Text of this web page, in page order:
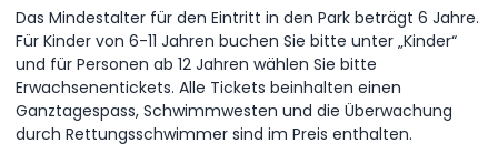
Das Mindestalter für den Eintritt in den Park beträgt 6 Jahre.
Für Kinder von 6-11 Jahren buchen Sie bitte unter „Kinder“
und für Personen ab 12 Jahren wählen Sie bitte
Erwachsenentickets. Alle Tickets beinhalten einen
Ganztagespass, Schwimmwesten und die Überwachung
durch Rettungsschwimmer sind im Preis enthalten.